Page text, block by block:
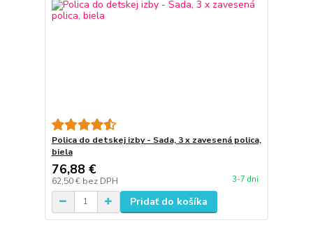
Polica do detskej izby - Sada, 3 x zavesená polica,
biela
76,88 €
62,50 € bez DPH 3-7 dni
Pridať do košíka